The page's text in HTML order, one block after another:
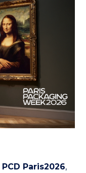
PCD Paris2026,